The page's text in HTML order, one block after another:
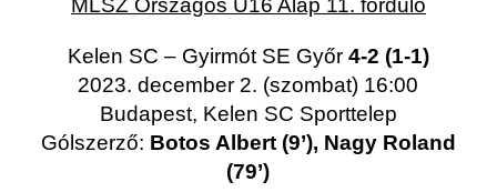
MLSZ Országos U16 Alap 11. forduló
Kelen SC – Gyirmót SE Győr 4-2 (1-1)
2023. december 2. (szombat) 16:00
Budapest, Kelen SC Sporttelep
Gólszerző: Botos Albert (9’), Nagy Roland
(79’)